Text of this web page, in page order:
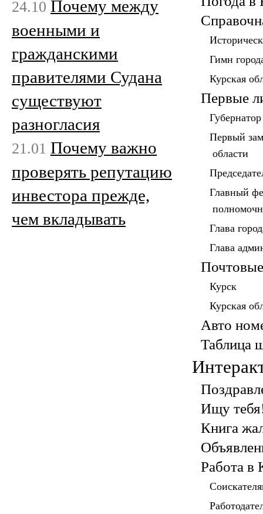
Гимн
Курская
Первые
Первый
области
Главный
Глава
Глава
Курск
Курская
Авто
Таблица
Ищу
Книга
Работа в
24.10 Почему между
военными и
гражданскими
правителями Судана
существуют
разногласия
21.01 Почему важно
проверять репутацию
инвестора прежде,
чем вкладывать